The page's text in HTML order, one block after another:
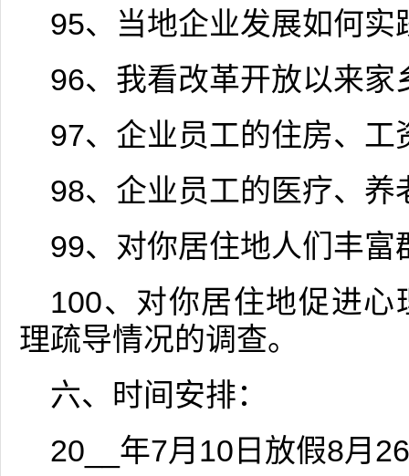
95、当地企业发展如何实
96、我看改革开放以来家
97、企业员工的住房、工
98、企业员工的医疗、
99、对你居住地人们丰
100、对你居住地促进
理疏导情况的调查。
六、时间安排：
20__年7月10日放假8月